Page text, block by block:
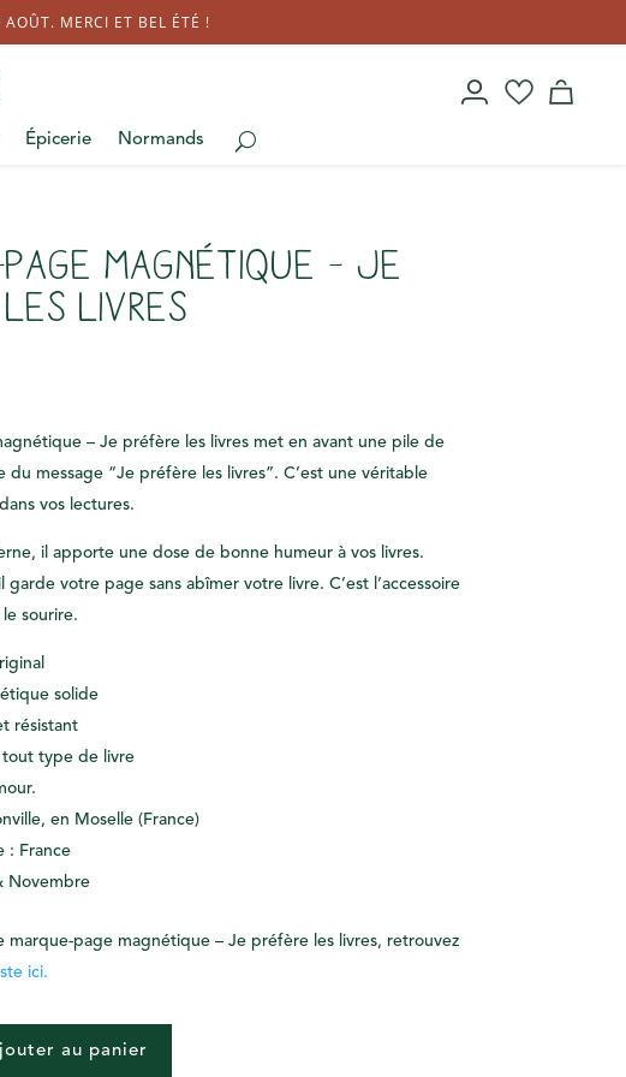
MERCI ET BEL ÉTÉ !
Épicerie Normands
Magnétique – Je
livres
– Je préfère les livres met en avant une pile de
du message “Je préfère les livres”. C’est une véritable
vos lectures.
il apporte une dose de bonne humeur à vos livres.
garde votre page sans abîmer votre livre. C’est l’accessoire
sourire.
solide
résistant
tout type de livre
en Moselle (France)
: France
Novembre
marque-page magnétique – Je préfère les livres, retrouvez
ici.
au panier